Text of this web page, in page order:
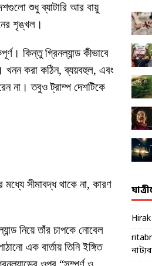
শুধু ব্যাটারি আর বায়ু
শৃঙ্খল।
কিন্তু গ্রিনল্যান্ড কীভাবে
খনন করা কঠিন, ব্যয়বহুল, এবং
না। তবুও ট্রাম্প দেশটিকে
সীমাবদ্ধ থাকে না, কারণ
নিয়ে তাঁর চাপকে নোবেল
এক বার্তায় তিনি ইঙ্গিত